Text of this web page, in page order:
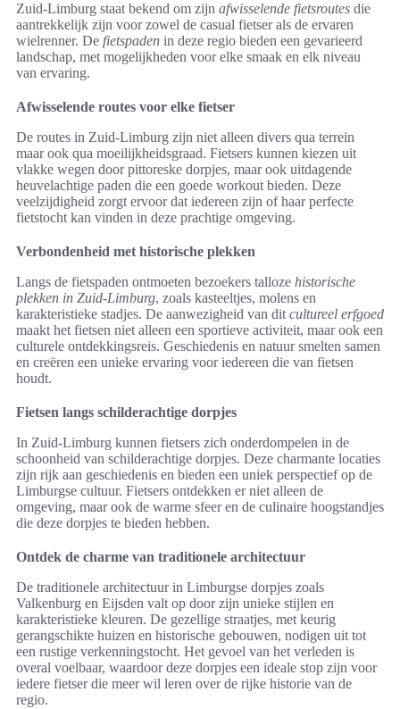
Zuid-Limburg staat bekend om zijn afwisselende fietsroutes die
aantrekkelijk zijn voor zowel de casual fietser als de ervaren
wielrenner. De fietspaden in deze regio bieden een gevarieerd
landschap, met mogelijkheden voor elke smaak en elk niveau
van ervaring.
Afwisselende routes voor elke fietser
De routes in Zuid-Limburg zijn niet alleen divers qua terrein
maar ook qua moeilijkheidsgraad. Fietsers kunnen kiezen uit
vlakke wegen door pittoreske dorpjes, maar ook uitdagende
heuvelachtige paden die een goede workout bieden. Deze
veelzijdigheid zorgt ervoor dat iedereen zijn of haar perfecte
fietstocht kan vinden in deze prachtige omgeving.
Verbondenheid met historische plekken
Langs de fietspaden ontmoeten bezoekers talloze historische
plekken in Zuid-Limburg, zoals kasteeltjes, molens en
karakteristieke stadjes. De aanwezigheid van dit cultureel erfgoed
maakt het fietsen niet alleen een sportieve activiteit, maar ook een
culturele ontdekkingsreis. Geschiedenis en natuur smelten samen
en creëren een unieke ervaring voor iedereen die van fietsen
houdt.
Fietsen langs schilderachtige dorpjes
In Zuid-Limburg kunnen fietsers zich onderdompelen in de
schoonheid van schilderachtige dorpjes. Deze charmante locaties
zijn rijk aan geschiedenis en bieden een uniek perspectief op de
Limburgse cultuur. Fietsers ontdekken er niet alleen de
omgeving, maar ook de warme sfeer en de culinaire hoogstandjes
die deze dorpjes te bieden hebben.
Ontdek de charme van traditionele architectuur
De traditionele architectuur in Limburgse dorpjes zoals
Valkenburg en Eijsden valt op door zijn unieke stijlen en
karakteristieke kleuren. De gezellige straatjes, met keurig
gerangschikte huizen en historische gebouwen, nodigen uit tot
een rustige verkenningstocht. Het gevoel van het verleden is
overal voelbaar, waardoor deze dorpjes een ideale stop zijn voor
iedere fietser die meer wil leren over de rijke historie van de
regio.